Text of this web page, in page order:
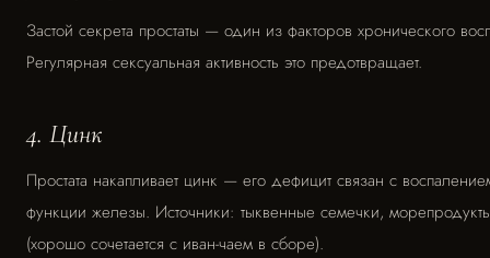
Застой секрета простаты — один из факторов хронического
Регулярная сексуальная активность это предотвращает.
4. Цинк
Простата накапливает цинк — его дефицит связан с
функции железы. Источники: тыквенные семечки,
(хорошо сочетается с иван-чаем в сборе).